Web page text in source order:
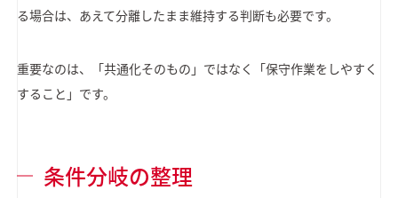
る場合は、あえて分離したまま維持する判断も必要です。
重要なのは、「共通化そのもの」ではなく「保守作業をしやすく
すること」です。
条件分岐の整理